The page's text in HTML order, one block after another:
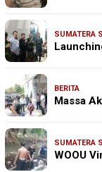
SUMATERA
BERITA
Massa
SUMATERA
WOOU